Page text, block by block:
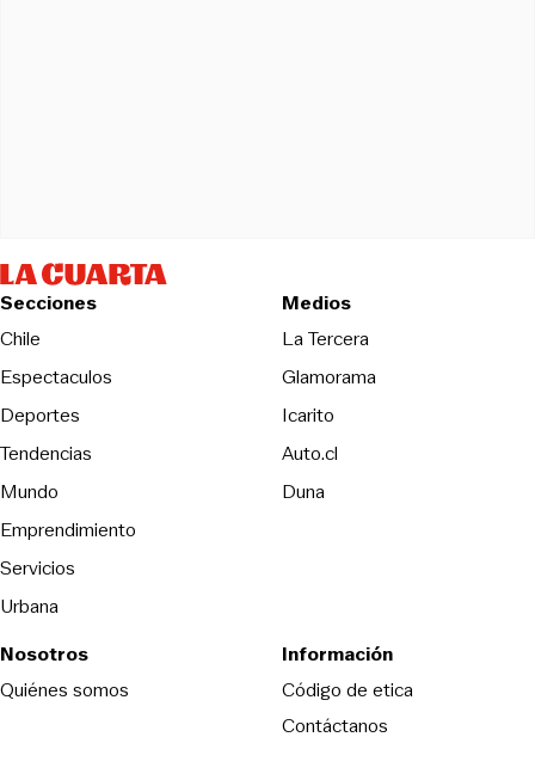
Secciones
Chile
Espectaculos
Deportes
Tendencias
Mundo
Emprendimiento
Servicios
Urbana
Medios
La Tercera
Glamorama
Icarito
Auto.cl
Duna
Nosotros
Quiénes somos
Información
Código de etica
Contáctanos